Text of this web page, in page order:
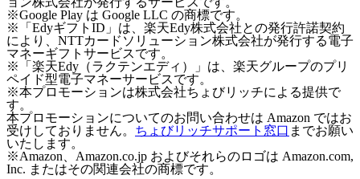
※Google Play は Google LLC の商標です。
※「EdyギフトID」は、楽天Edy株式会社との発行許諾契約
により、NTTカードソリューション株式会社が発行する電子
マネーギフトサービスです。
※「楽天Edy（ラクテンエディ）」は、楽天グループのプリ
ペイド型電子マネーサービスです。
※本プロモーションは株式会社ちょびリッチによる提供で
す。
本プロモーションについてのお問い合わせは Amazon ではお
受けしておりません。 ちょびリッチサポート窓口 までお願い
いたします。
※Amazon、Amazon.co.jp およびそれらのロゴは Amazon.com,
Inc. またはその関連会社の商標です。